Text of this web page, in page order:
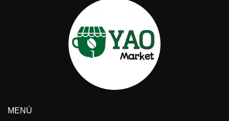
MENÚ